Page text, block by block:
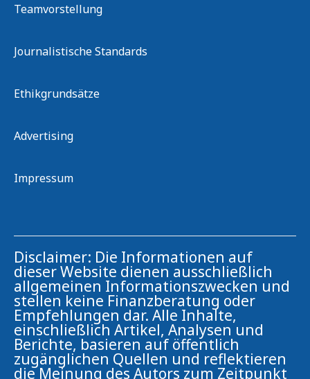
Teamvorstellung
Journalistische Standards
Ethikgrundsätze
Advertising
Impressum
Disclaimer: Die Informationen auf
dieser Website dienen ausschließlich
allgemeinen Informationszwecken und
stellen keine Finanzberatung oder
Empfehlungen dar. Alle Inhalte,
einschließlich Artikel, Analysen und
Berichte, basieren auf öffentlich
zugänglichen Quellen und reflektieren
die Meinung des Autors zum Zeitpunkt